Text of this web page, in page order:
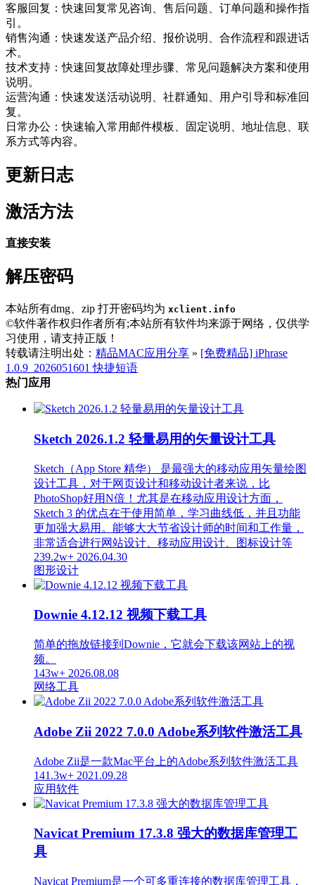
客服回复：快速回复常见咨询、售后问题、订单问题和操作指
引。
销售沟通：快速发送产品介绍、报价说明、合作流程和跟进话
术。
技术支持：快速回复故障处理步骤、常见问题解决方案和使用
说明。
运营沟通：快速发送活动说明、社群通知、用户引导和标准回
复。
日常办公：快速输入常用邮件模板、固定说明、地址信息、联
系方式等内容。
更新日志
激活方法
直接安装
解压密码
本站所有dmg、zip 打开密码均为 xclient.info
©软件著作权归作者所有;本站所有软件均来源于网络，仅供学
习使用，请支持正版！
转载请注明出处： 精品MAC应用分享 » [免费精品] iPhrase
1.0.9_2026051601 快捷短语
热门应用
Sketch 2026.1.2 轻量易用的矢量设计工具
Sketch（App Store 精华） 是最强大的移动应用矢量绘图
设计工具，对于网页设计和移动设计者来说，比
PhotoShop好用N倍！尤其是在移动应用设计方面，
Sketch 3 的优点在于使用简单，学习曲线低，并且功能
更加强大易用。能够大大节省设计师的时间和工作量，
非常适合进行网站设计、移动应用设计、图标设计等
239.2w+ 2026.04.30
图形设计
Downie 4.12.12 视频下载工具
简单的拖放链接到Downie，它就会下载该网站上的视
频。
143w+ 2026.08.08
网络工具
Adobe Zii 2022 7.0.0 Adobe系列软件激活工具
Adobe Zii是一款Mac平台上的Adobe系列软件激活工具
141.3w+ 2021.09.28
应用软件
Navicat Premium 17.3.8 强大的数据库管理工
具
Navicat Premium是一个可多重连接的数据库管理工具，